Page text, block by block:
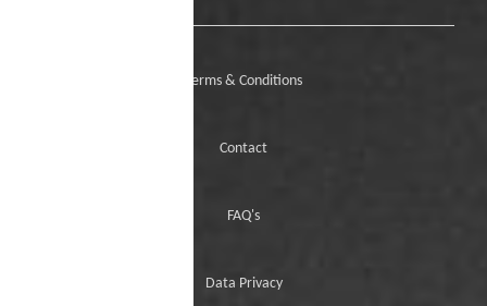
Terms & Conditions
Contact
FAQ's
Data Privacy